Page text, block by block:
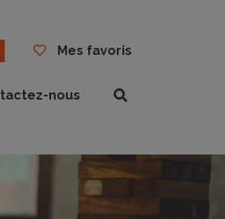
Mes favoris
nous